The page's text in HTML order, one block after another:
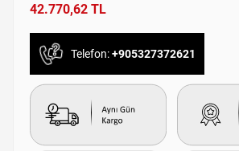
42.770,62 TL
Telefon:+905327372621